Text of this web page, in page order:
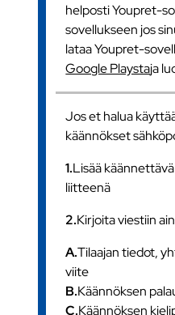
helposti Youpret-
sovellukseen jos
lataa Youpret-
Google Playstaja
Jos et halua
käännökset
1.Lisää
liitteenä
2.Kirjoita viestiin
A.Tilaajan tiedot,
viite
B.Käännöksen
C.Käännöksen